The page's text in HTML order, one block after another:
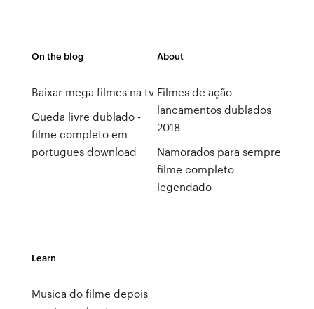
On the blog
Baixar mega filmes na tv
Queda livre dublado -
filme completo em
portugues download
About
Filmes de ação
lancamentos dublados
2018
Namorados para sempre
filme completo
legendado
Learn
Musica do filme depois